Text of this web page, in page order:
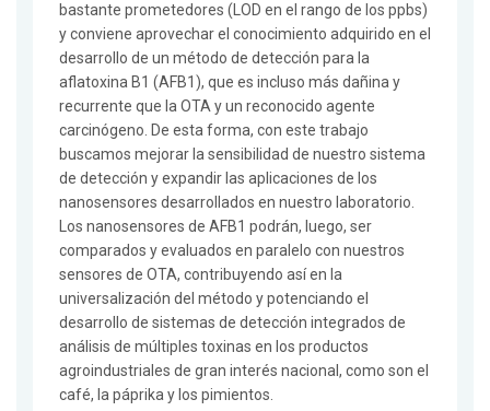
bastante prometedores (LOD en el rango de los ppbs)
y conviene aprovechar el conocimiento adquirido en el
desarrollo de un método de detección para la
aflatoxina B1 (AFB1), que es incluso más dañina y
recurrente que la OTA y un reconocido agente
carcinógeno. De esta forma, con este trabajo
buscamos mejorar la sensibilidad de nuestro sistema
de detección y expandir las aplicaciones de los
nanosensores desarrollados en nuestro laboratorio.
Los nanosensores de AFB1 podrán, luego, ser
comparados y evaluados en paralelo con nuestros
sensores de OTA, contribuyendo así en la
universalización del método y potenciando el
desarrollo de sistemas de detección integrados de
análisis de múltiples toxinas en los productos
agroindustriales de gran interés nacional, como son el
café, la páprika y los pimientos.